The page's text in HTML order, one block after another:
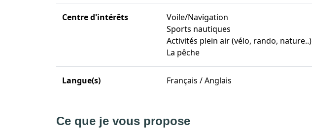
Centre d'intérêts
Voile/Navigation
Sports nautiques
Activités plein air (vélo, rando, nature..)
La pêche
Langue(s) Français / Anglais
Ce que je vous propose